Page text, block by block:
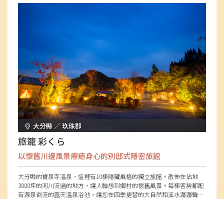
大分縣 ／ 玖珠郡
旅籠 彩くら
以懷舊川邊風景療癒身心的別邸式隱密旅館
大分縣的寶泉寺溫泉，這裡有10棟隱藏風格的獨立旅館。散佈在佔地
3000坪的河川流過的地方，讓人聯想到鄉村的懷舊風景。每棟客房都配
有源泉倒流的露天溫泉浴池，讓您在四季更替的大自然和溪水潺潺聲中